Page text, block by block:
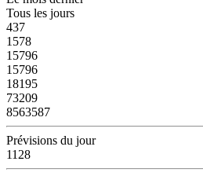
Tous les jours
437
1578
15796
15796
18195
73209
8563587
Prévisions du jour
1128